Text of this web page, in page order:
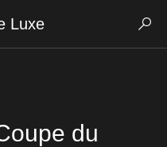
Luxe
du